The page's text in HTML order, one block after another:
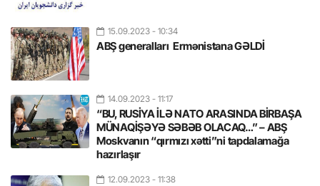
15.09.2023 - 10:34
ABŞ generalları Ermənistana GƏLDİ
14.09.2023 - 11:17
“BU, RUSİYA İLƏ NATO ARASINDA BİRBAŞA
MÜNAQİŞƏYƏ SƏBƏB OLACAQ…” – ABŞ
Moskvanın “qırmızı xətti”ni tapdalamağa
hazırlaşır
12.09.2023 - 11:38